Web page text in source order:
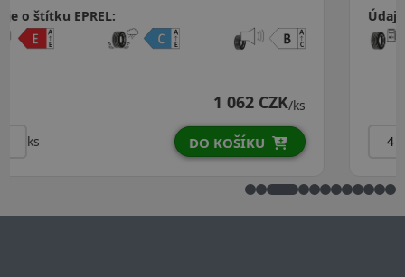
Údaje o štítku EPREL:
1 089 CZK
DO KOŠÍKU